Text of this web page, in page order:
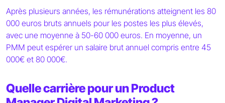
Après plusieurs années, les rémunérations atteignent les 80
000 euros bruts annuels pour les postes les plus élevés,
avec une moyenne à 50-60 000 euros. En moyenne, un
PMM peut espérer un salaire brut annuel compris entre 45
000€ et 80 000€.
Quelle carrière pour un Product